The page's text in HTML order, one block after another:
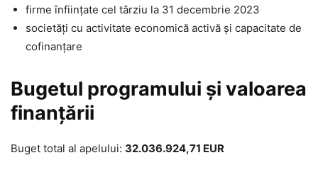
firme înființate cel târziu la 31 decembrie 2023
societăți cu activitate economică activă și capacitate de
cofinanțare
Bugetul programului și valoarea
finanțării
Buget total al apelului: 32.036.924,71 EUR